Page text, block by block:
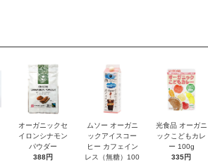
オーガニックセ
イロンシナモン
パウダー
388円
ムソー オーガニ
ックアイスコー
ヒー カフェイン
レス（無糖）100
光食品 オーガニ
ックこどもカレ
ー 100g
335円